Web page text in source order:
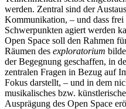
werden. Zentral sind der
Kommunikation, – und dass frei
Schwerpunkten agiert werden
Open Space soll den Rahmen
Räumen des exploratorium
der Begegnung geschaffen, in
zentralen Fragen in Bezug auf
Fokus darstellt, – und in dem
musikalisches bzw.
Ausprägung des Open Space